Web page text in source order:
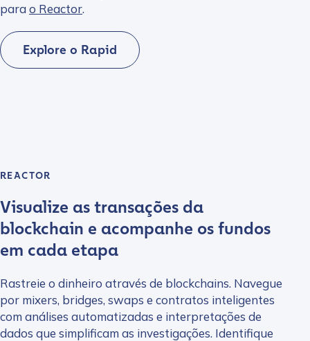
parao Reactor.
Explore o Rapid
REACTOR
Visualize as transações da
blockchain e acompanhe os fundos
em cada etapa
Rastreie o dinheiro através de blockchains. Navegue
por mixers, bridges, swaps e contratos inteligentes
com análises automatizadas e interpretações de
dados que simplificam as investigações. Identifique